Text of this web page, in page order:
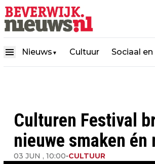
Nieuws ▼ Cultuur Sociaal
Culturen Festival
nieuwe smaken én
03 JUN , 10:00•CULTUUR